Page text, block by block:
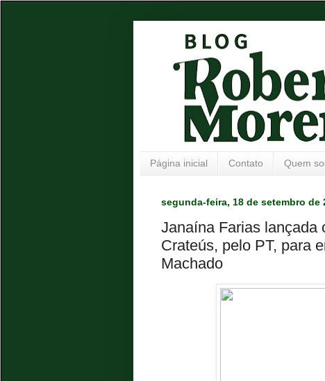
Página inicial Contato Quem
segunda-feira, 18 de setembro de
Janaína Farias lançada
Crateús, pelo PT, para
Machado